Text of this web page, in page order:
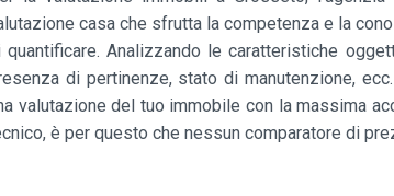
casa che sfrutta la competenza e la
quantificare. Analizzando le caratteristiche
di pertinenze, stato di manutenzione,
valutazione del tuo immobile con la massima
è per questo che nessun comparatore di